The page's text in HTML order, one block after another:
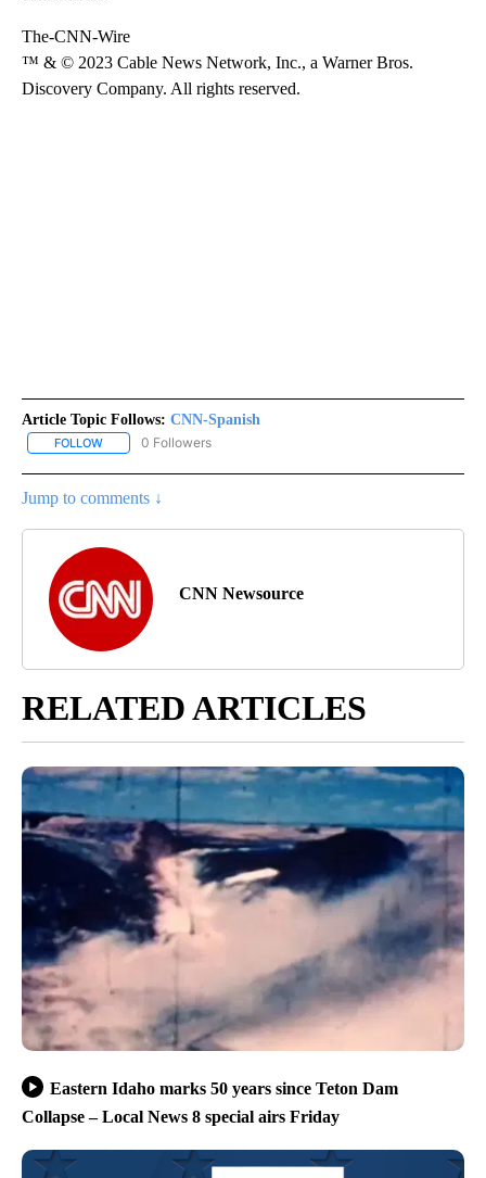
The-CNN-Wire
™ & © 2023 Cable News Network, Inc., a Warner Bros.
Discovery Company. All rights reserved.
Article Topic Follows: CNN-Spanish
FOLLOW FOLLOW "CNN-SPANISH" TO RECEIVE NOTIFICATIONS ABOUT
0 Followers
Jump to comments ↓
CNN Newsource
RELATED ARTICLES
Eastern Idaho marks 50 years since Teton Dam
Collapse – Local News 8 special airs Friday